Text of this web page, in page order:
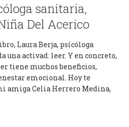
sanitaria,
Del Acerico
Laura Berja, psícóloga
una activad: leer. Y en concreto,
tiene muchos beneficios,
emocional. Hoy te
amiga Celia Herrero Medina,